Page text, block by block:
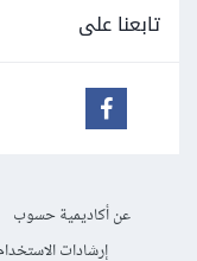
تابعنا على
عن أكاديمية حسوب
إرشادات الاستخدام